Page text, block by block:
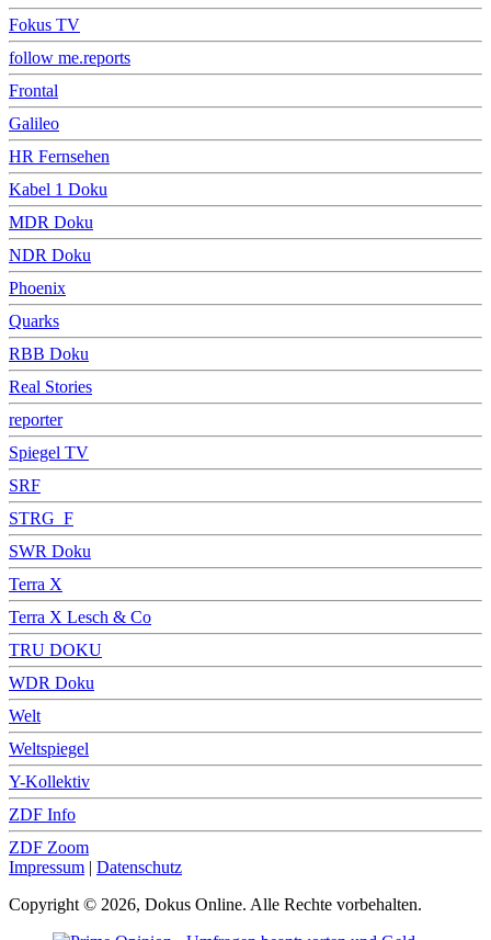
Fokus TV
follow me.reports
Frontal
Galileo
HR Fernsehen
Kabel 1 Doku
MDR Doku
NDR Doku
Phoenix
Quarks
RBB Doku
Real Stories
reporter
Spiegel TV
SRF
STRG_F
SWR Doku
Terra X
Terra X Lesch & Co
TRU DOKU
WDR Doku
Welt
Weltspiegel
Y-Kollektiv
ZDF Info
ZDF Zoom
Impressum | Datenschutz
Copyright © 2026, Dokus Online. Alle Rechte vorbehalten.